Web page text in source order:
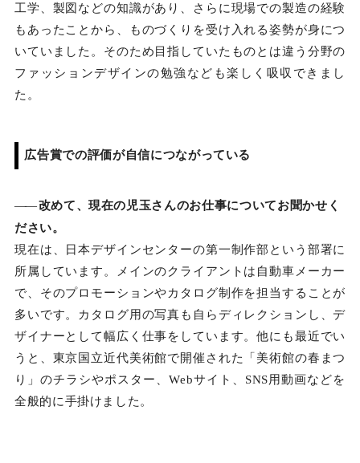
工学、製図などの知識があり、さらに現場での製造の経験
もあったことから、ものづくりを受け入れる姿勢が身につ
いていました。そのため目指していたものとは違う分野の
ファッションデザインの勉強なども楽しく吸収できまし
た。
広告賞での評価が自信につながっている
―― 改めて、現在の児玉さんのお仕事についてお聞かせく
ださい。
現在は、日本デザインセンターの第一制作部という部署に
所属しています。メインのクライアントは自動車メーカー
で、そのプロモーションやカタログ制作を担当することが
多いです。カタログ用の写真も自らディレクションし、デ
ザイナーとして幅広く仕事をしています。他にも最近でい
うと、東京国立近代美術館で開催された「美術館の春まつ
り」のチラシやポスター、Webサイト、SNS用動画などを
全般的に手掛けました。